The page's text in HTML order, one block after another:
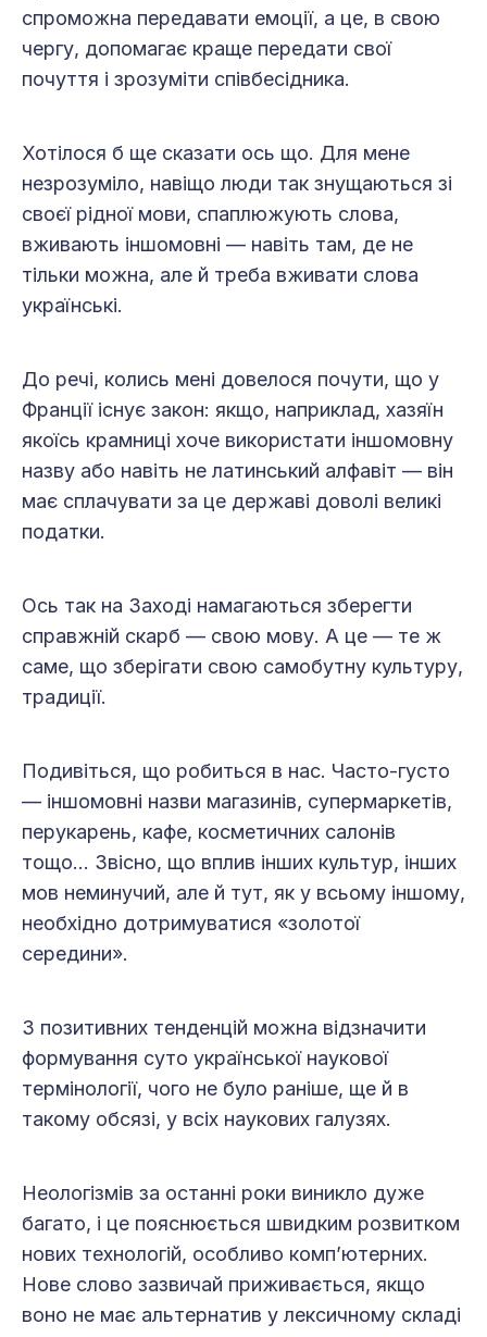
спроможна передавати емоції, а це, в свою
чергу, допомагає краще передати свої
почуття і зрозуміти співбесідника.
Хотілося б ще сказати ось що. Для мене
незрозуміло, навіщо люди так знущаються зі
своєї рідної мови, спаплюжують слова,
вживають іншомовні — навіть там, де не
тільки можна, але й треба вживати слова
українські.
До речі, колись мені довелося почути, що у
Франції існує закон: якщо, наприклад, хазяїн
якоїсь крамниці хоче використати іншомовну
назву або навіть не латинський алфавіт — він
має сплачувати за це державі доволі великі
податки.
Ось так на Заході намагаються зберегти
справжній скарб — свою мову. А це — те ж
саме, що зберігати свою самобутну культуру,
традиції.
Подивіться, що робиться в нас. Часто-густо
— іншомовні назви магазинів, супермаркетів,
перукарень, кафе, косметичних салонів
тощо… Звісно, що вплив інших культур, інших
мов неминучий, але й тут, як у всьому іншому,
необхідно дотримуватися «золотої
середини».
З позитивних тенденцій можна відзначити
формування суто української наукової
термінології, чого не було раніше, ще й в
такому обсязі, у всіх наукових галузях.
Неологізмів за останні роки виникло дуже
багато, і це пояснюється швидким розвитком
нових технологій, особливо комп’ютерних.
Нове слово зазвичай приживається, якщо
воно не має альтернатив у лексичному складі